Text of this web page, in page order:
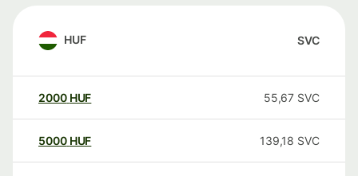
HUF SVC
2000 HUF 55,67 SVC
5000 HUF 139,18 SVC